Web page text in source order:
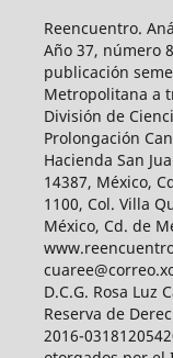
Reencuentro.
Año 37, número
publicación
Metropolitana a
División de
Prolongación
Hacienda San
14387, México,
1100, Col. Villa
México, Cd. de
D.C.G. Rosa Luz
Reserva de
2016-